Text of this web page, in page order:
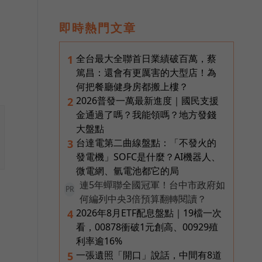
即時熱門文章
1 全台最大全聯首日業績破百萬，蔡
篤昌：還會有更厲害的大型店！為
何把餐廳健身房都搬上樓？
2 2026普發一萬最新進度｜國民支援
金通過了嗎？我能領嗎？地方發錢
大盤點
3 台達電第二曲線盤點：「不發火的
發電機」SOFC是什麼？AI機器人、
微電網、氫電池都它的局
PR
連5年蟬聯全國冠軍！台中市政府如
何編列中央3倍預算翻轉閱讀？
4 2026年8月ETF配息盤點｜19檔一次
看，00878衝破1元創高、00929殖
利率逾16%
5 一張遺照「開口」說話，中間有8道